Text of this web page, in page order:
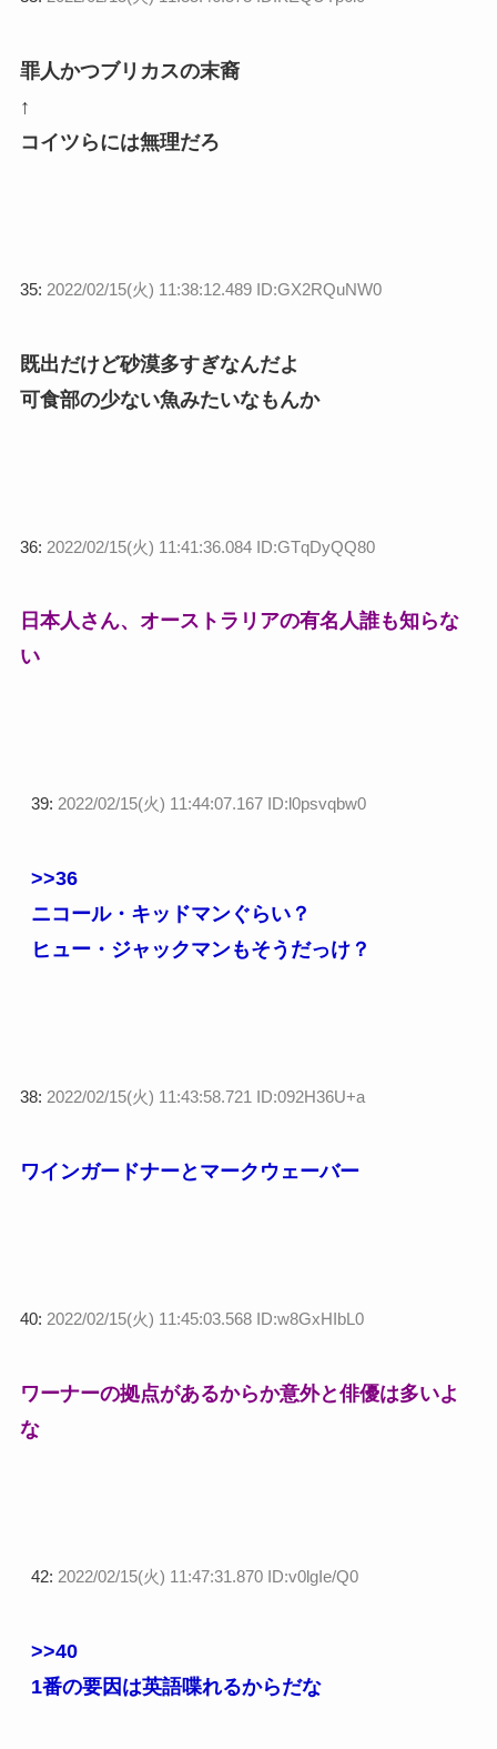
罪人かつブリカスの末裔
↑
コイツらには無理だろ
35: 2022/02/15(火) 11:38:12.489 ID:GX2RQuNW0
既出だけど砂漠多すぎなんだよ
可食部の少ない魚みたいなもんか
36: 2022/02/15(火) 11:41:36.084 ID:GTqDyQQ80
日本人さん、オーストラリアの有名人誰も知らな
い
39: 2022/02/15(火) 11:44:07.167 ID:l0psvqbw0
>>36
ニコール・キッドマンぐらい？
ヒュー・ジャックマンもそうだっけ？
38: 2022/02/15(火) 11:43:58.721 ID:092H36U+a
ワインガードナーとマークウェーバー
40: 2022/02/15(火) 11:45:03.568 ID:w8GxHIbL0
ワーナーの拠点があるからか意外と俳優は多いよ
な
42: 2022/02/15(火) 11:47:31.870 ID:v0lgIe/Q0
>>40
1番の要因は英語喋れるからだな